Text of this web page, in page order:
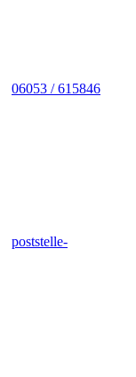
06053 / 615846
poststelle-